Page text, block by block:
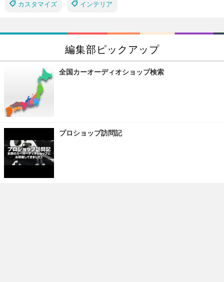
カスタマイズ インテリア
編集部ピックアップ
全国カーオーディオショップ検索
プロショップ訪問記